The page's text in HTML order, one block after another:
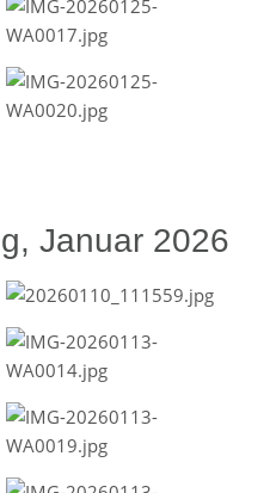
Januar 2026